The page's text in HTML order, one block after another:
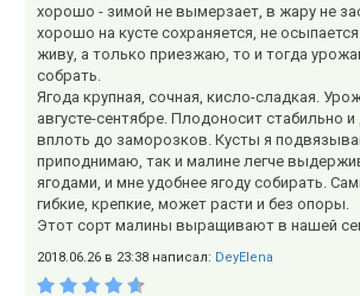
хорошо - зимой не вымерзает, в жару не
хорошо на кусте сохраняется, не
живу, а только приезжаю, то и тогда
собрать.
Ягода крупная, сочная, кисло-сладкая.
августе-сентябре. Плодоносит стабильно
вплоть до заморозков. Кусты я
приподнимаю, так и малине легче
ягодами, и мне удобнее ягоду собирать.
гибкие, крепкие, может расти и без опоры.
Этот сорт малины выращивают в нашей
2018.06.26 в 23:38 написал: DeyElena